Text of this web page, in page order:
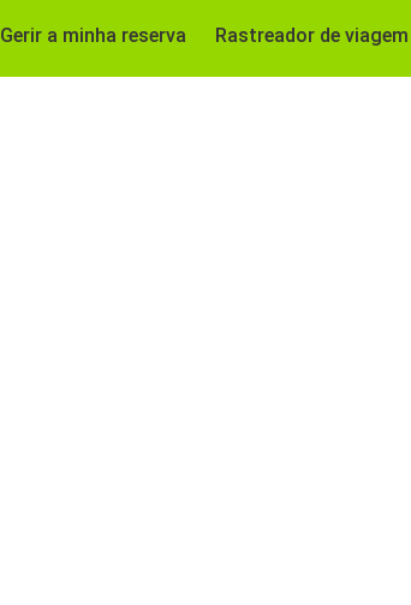
Gerir a minha reserva Rastreador de viagem